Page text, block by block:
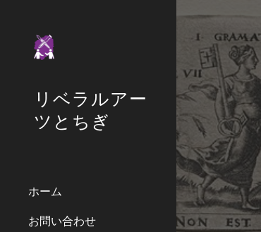
リベラルアー
ツとちぎ
ホーム
お問い合わせ